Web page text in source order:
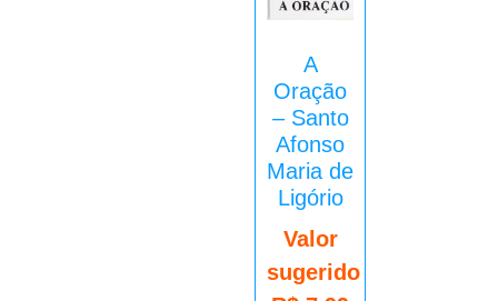
A
Oração
– Santo
Afonso
Maria de
Ligório
Valor
sugerido